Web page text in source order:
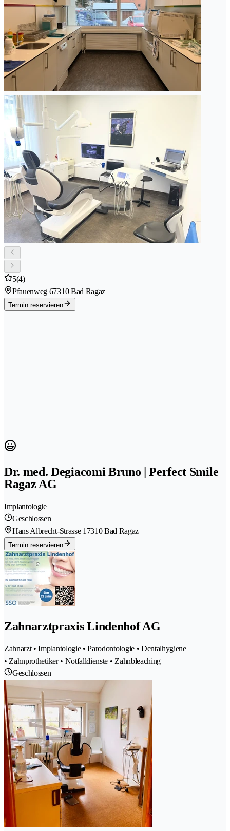
5(4)
Pfauenweg 67310 Bad Ragaz
Termin reservieren
Dr. med. Degiacomi Bruno | Perfect Smile
Ragaz AG
Implantologie
Geschlossen
Hans Albrecht-Strasse 1 7310 Bad Ragaz
Termin reservieren
Zahnarztpraxis Lindenhof AG
Zahnarzt • Implantologie • Parodontologie • Dentalhygiene
• Zahnprothetiker • Notfalldienste • Zahnbleaching
Geschlossen